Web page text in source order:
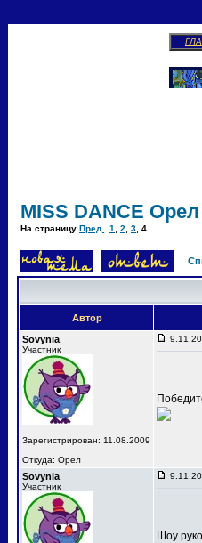
MISS DANCE
На страницу Пред. 1 2 3 4
Автор
Sovynia
Участник
Зарегистрирован: 11.08.2009
Откуда: Орел
Sovynia
Участник
Шоу